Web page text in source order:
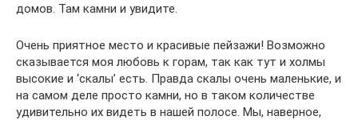
домов. Там камни и увидите.
Очень приятное место и красивые пейзажи! Возможно
сказывается моя любовь к горам, так как тут и холмы
высокие и ‘скалы’ есть. Правда скалы очень маленькие, и
на самом деле просто камни, но в таком количестве
удивительно их видеть в нашей полосе. Мы, наверное,